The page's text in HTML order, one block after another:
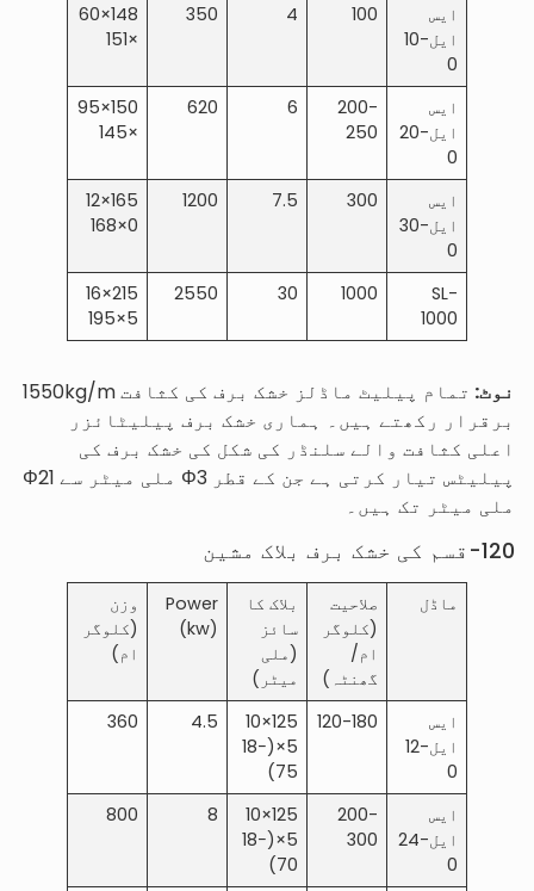
ایس
ایل-10
0
100
4
350
148×60
×151
ایس
ایل-20
0
200-
250
6
620
150×95
×145
ایس
ایل-30
0
300
7.5
1200
165×12
0×168
SL-
1000
1000
30
2550
215×16
5×195
نوٹ:
تمام پیلیٹ ماڈلز خشک برف کی کثافت 1550kg/m
برقرار رکھتے ہیں۔ ہماری خشک برف پیلیٹائزر
اعلی کثافت والے سلنڈر کی شکل کی خشک برف کی
پیلیٹس تیار کرتی ہے جن کے قطر Φ3 ملی میٹر سے Φ21
ملی میٹر تک ہیں۔
120-قسم کی خشک برف بلاک مشین
ماڈل
صلاحیت
(کلوگر
ام/
گھنٹہ)
بلاک کا
سائز
(ملی
میٹر)
Power
(kw)
وزن
(کلوگر
ام)
ایس
ایل-12
0
120-180
125×10
5×(18−
75)
4.5
360
ایس
ایل-24
0
200-
300
125×10
5×(18−
70)
8
800